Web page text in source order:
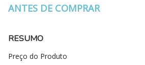
ANTES DE COMPRAR
RESUMO
Preço do Produto